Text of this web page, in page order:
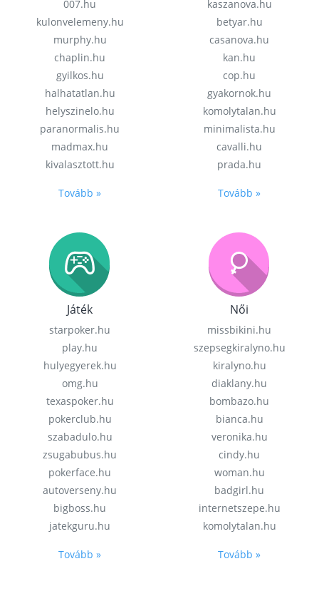
007.hu
kulonvelemeny.hu
murphy.hu
chaplin.hu
gyilkos.hu
halhatatlan.hu
helyszinelo.hu
paranormalis.hu
madmax.hu
kivalasztott.hu
Tovább »
kaszanova.hu
betyar.hu
casanova.hu
kan.hu
cop.hu
gyakornok.hu
komolytalan.hu
minimalista.hu
cavalli.hu
prada.hu
Tovább »
Játék
starpoker.hu
play.hu
hulyegyerek.hu
omg.hu
texaspoker.hu
pokerclub.hu
szabadulo.hu
zsugabubus.hu
pokerface.hu
autoverseny.hu
bigboss.hu
jatekguru.hu
Tovább »
Női
missbikini.hu
szepsegkiralyno.hu
kiralyno.hu
diaklany.hu
bombazo.hu
bianca.hu
veronika.hu
cindy.hu
woman.hu
badgirl.hu
internetszepe.hu
komolytalan.hu
Tovább »